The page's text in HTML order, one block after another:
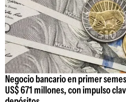
Negocio bancario en primer
US$ 671 millones, con impulso